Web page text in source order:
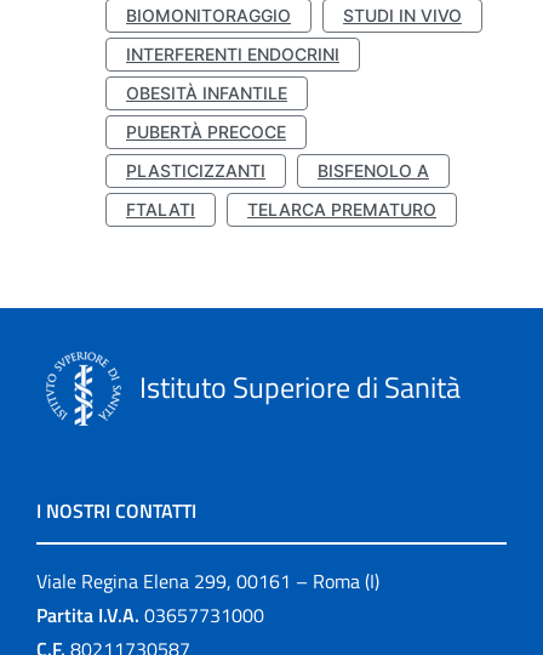
BIOMONITORAGGIO
STUDI IN VIVO
INTERFERENTI ENDOCRINI
OBESITÀ INFANTILE
PUBERTÀ PRECOCE
PLASTICIZZANTI
BISFENOLO A
FTALATI
TELARCA PREMATURO
Istituto Superiore di Sanità
I NOSTRI CONTATTI
Viale Regina Elena 299, 00161 – Roma (I)
Partita I.V.A. 03657731000
C.F. 80211730587